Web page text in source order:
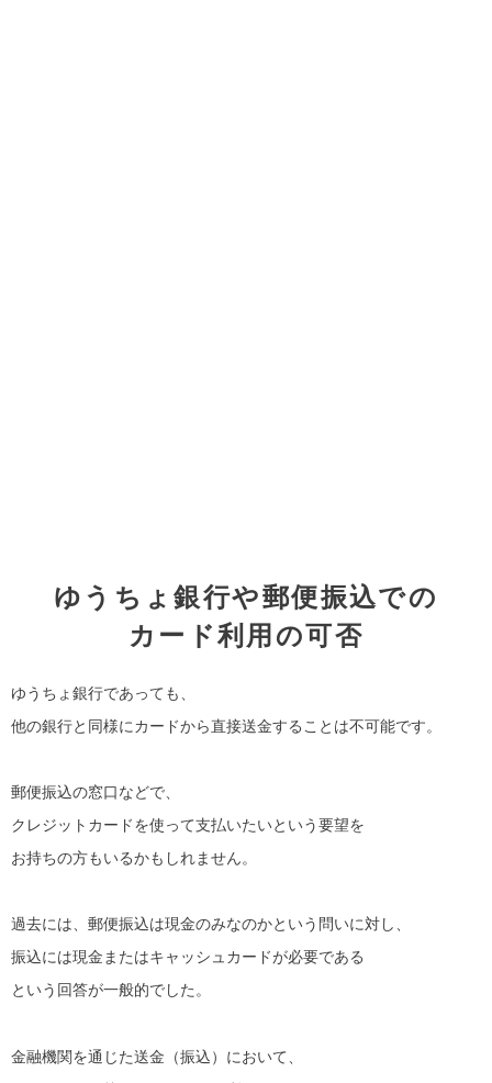
ゆうちょ銀行や郵便振込での
カード利用の可否
ゆうちょ銀行であっても、
他の銀行と同様にカードから直接送金することは不可能です。
郵便振込の窓口などで、
クレジットカードを使って支払いたいという要望を
お持ちの方もいるかもしれません。
過去には、郵便振込は現金のみなのかという問いに対し、
振込には現金またはキャッシュカードが必要である
という回答が一般的でした。
金融機関を通じた送金（振込）において、